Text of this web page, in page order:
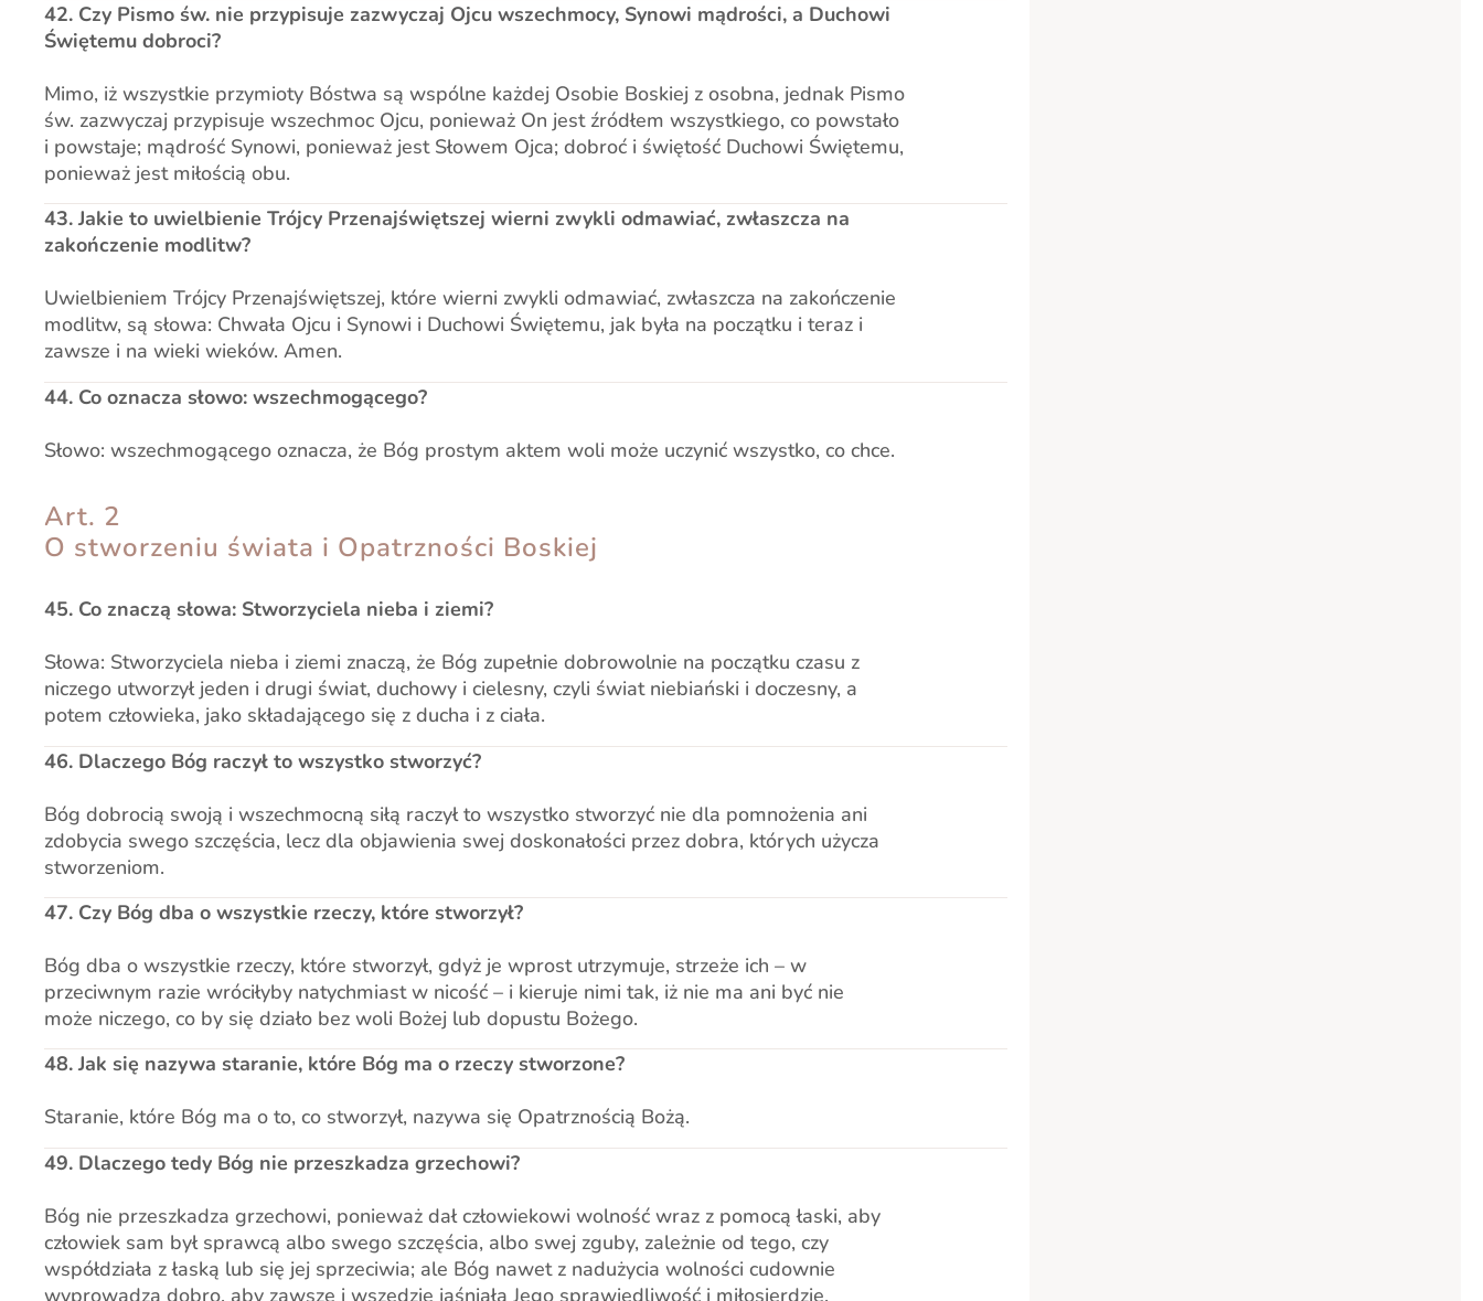
42. Czy Pismo św. nie przypisuje zazwyczaj Ojcu wszechmocy, Synowi mądrości, a Duchowi
Świętemu dobroci?
Mimo, iż wszystkie przymioty Bóstwa są wspólne każdej Osobie Boskiej z osobna, jednak Pismo
św. zazwyczaj przypisuje wszechmoc Ojcu, ponieważ On jest źródłem wszystkiego, co powstało
i powstaje; mądrość Synowi, ponieważ jest Słowem Ojca; dobroć i świętość Duchowi Świętemu,
ponieważ jest miłością obu.
43. Jakie to uwielbienie Trójcy Przenajświętszej wierni zwykli odmawiać, zwłaszcza na
zakończenie modlitw?
Uwielbieniem Trójcy Przenajświętszej, które wierni zwykli odmawiać, zwłaszcza na zakończenie
modlitw, są słowa: Chwała Ojcu i Synowi i Duchowi Świętemu, jak była na początku i teraz i
zawsze i na wieki wieków. Amen.
44. Co oznacza słowo: wszechmogącego?
Słowo: wszechmogącego oznacza, że Bóg prostym aktem woli może uczynić wszystko, co chce.
Art. 2
O stworzeniu świata i Opatrzności Boskiej
45. Co znaczą słowa: Stworzyciela nieba i ziemi?
Słowa: Stworzyciela nieba i ziemi znaczą, że Bóg zupełnie dobrowolnie na początku czasu z
niczego utworzył jeden i drugi świat, duchowy i cielesny, czyli świat niebiański i doczesny, a
potem człowieka, jako składającego się z ducha i z ciała.
46. Dlaczego Bóg raczył to wszystko stworzyć?
Bóg dobrocią swoją i wszechmocną siłą raczył to wszystko stworzyć nie dla pomnożenia ani
zdobycia swego szczęścia, lecz dla objawienia swej doskonałości przez dobra, których użycza
stworzeniom.
47. Czy Bóg dba o wszystkie rzeczy, które stworzył?
Bóg dba o wszystkie rzeczy, które stworzył, gdyż je wprost utrzymuje, strzeże ich – w
przeciwnym razie wróciłyby natychmiast w nicość – i kieruje nimi tak, iż nie ma ani być nie
może niczego, co by się działo bez woli Bożej lub dopustu Bożego.
48. Jak się nazywa staranie, które Bóg ma o rzeczy stworzone?
Staranie, które Bóg ma o to, co stworzył, nazywa się Opatrznością Bożą.
49. Dlaczego tedy Bóg nie przeszkadza grzechowi?
Bóg nie przeszkadza grzechowi, ponieważ dał człowiekowi wolność wraz z pomocą łaski, aby
człowiek sam był sprawcą albo swego szczęścia, albo swej zguby, zależnie od tego, czy
współdziała z łaską lub się jej sprzeciwia; ale Bóg nawet z nadużycia wolności cudownie
wyprowadza dobro, aby zawsze i wszędzie jaśniała Jego sprawiedliwość i miłosierdzie.